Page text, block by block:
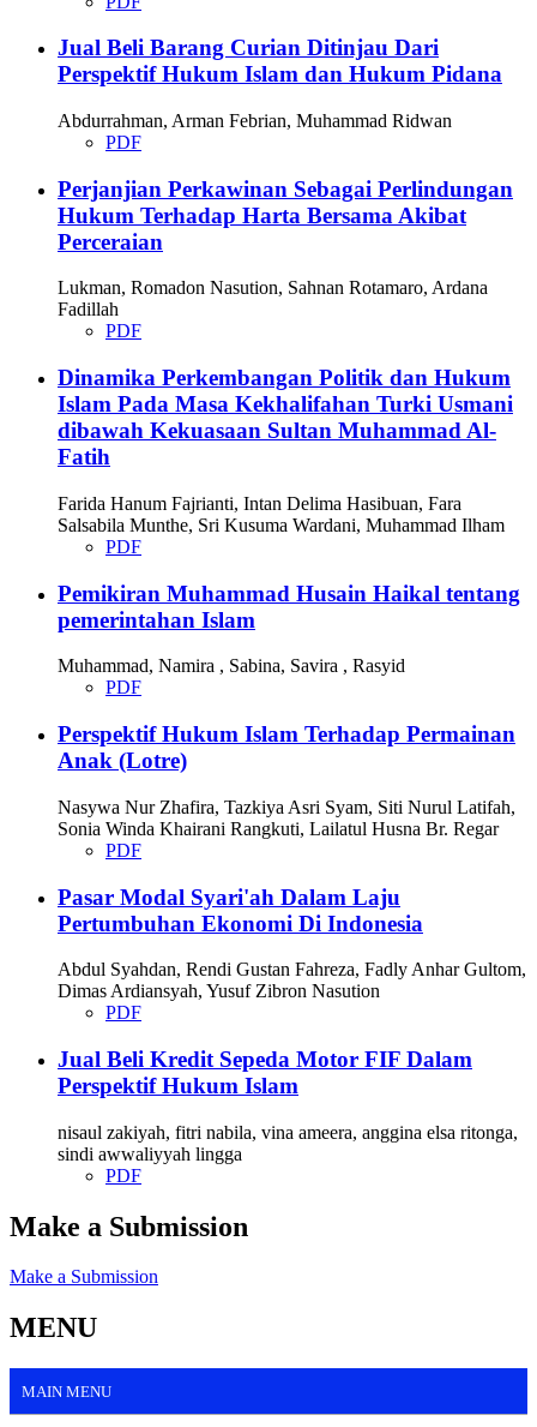
Jual Beli Barang Curian Ditinjau Dari
Perspektif Hukum Islam dan Hukum Pidana
Abdurrahman, Arman Febrian, Muhammad Ridwan
PDF
Perjanjian Perkawinan Sebagai Perlindungan
Hukum Terhadap Harta Bersama Akibat
Perceraian
Lukman, Romadon Nasution, Sahnan Rotamaro, Ardana
Fadillah
PDF
Dinamika Perkembangan Politik dan Hukum
Islam Pada Masa Kekhalifahan Turki Usmani
dibawah Kekuasaan Sultan Muhammad Al-
Fatih
Farida Hanum Fajrianti, Intan Delima Hasibuan, Fara
Salsabila Munthe, Sri Kusuma Wardani, Muhammad Ilham
PDF
Pemikiran Muhammad Husain Haikal tentang
pemerintahan Islam
Muhammad, Namira , Sabina, Savira , Rasyid
PDF
Perspektif Hukum Islam Terhadap Permainan
Anak (Lotre)
Nasywa Nur Zhafira, Tazkiya Asri Syam, Siti Nurul Latifah,
Sonia Winda Khairani Rangkuti, Lailatul Husna Br. Regar
PDF
Pasar Modal Syari'ah Dalam Laju
Pertumbuhan Ekonomi Di Indonesia
Abdul Syahdan, Rendi Gustan Fahreza, Fadly Anhar Gultom,
Dimas Ardiansyah, Yusuf Zibron Nasution
PDF
Jual Beli Kredit Sepeda Motor FIF Dalam
Perspektif Hukum Islam
nisaul zakiyah, fitri nabila, vina ameera, anggina elsa ritonga,
sindi awwaliyyah lingga
PDF
Make a Submission
Make a Submission
MENU
MAIN MENU